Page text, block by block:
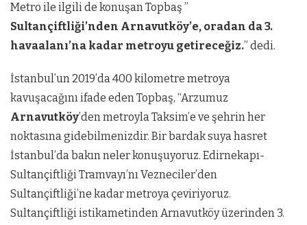
Metro ile ilgili de konuşan Topbaş ”
Sultançiftliği’nden Arnavutköy’e, oradan da 3.
havaalanı’na kadar metroyu getireceğiz.” dedi.
İstanbul’un 2019’da 400 kilometre metroya
kavuşacağını ifade eden Topbaş, “Arzumuz
Arnavutköy’den metroyla Taksim’e ve şehrin her
noktasına gidebilmenizdir. Bir bardak suya hasret
İstanbul’da bakın neler konuşuyoruz. Edirnekapı-
Sultançiftliği Tramvayı’nı Vezneciler’den
Sultançiftliği’ne kadar metroya çeviriyoruz.
Sultançiftliği istikametinden Arnavutköy üzerinden 3.